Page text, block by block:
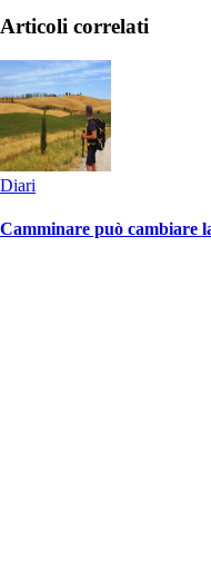
Articoli correlati
Diari
Camminare può cambiare